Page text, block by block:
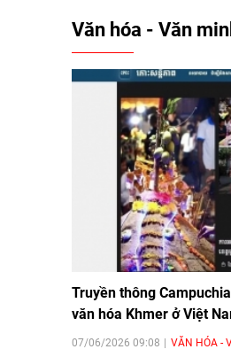
Văn hóa - Văn
Truyền thông
văn hóa Khmer ở Việt
07/06/2026 09:08 VĂN HÓA -